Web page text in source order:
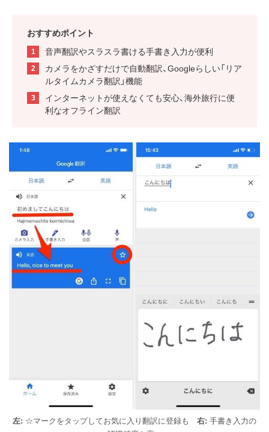
おすすめポイント
音声翻訳やスラスラ書ける手書き入力が便利
カメラをかざすだけで自動翻訳、Googleらしい「リア
ルタイムカメラ翻訳」機能
インターネットが使えなくても安心、海外旅行に便
利なオフライン翻訳
左: ☆マークをタップしてお気に入り翻訳に登録も 右: 手書き入力の